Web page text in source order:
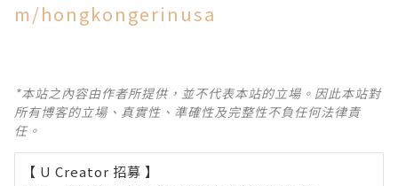
m/hongkongerinusa
*本站之內容由作者所提供，並不代表本站的立場。因此本站對
所有博客的立場、真實性、準確性及完整性不負任何法律責
任。
【 U Creator 招募 】